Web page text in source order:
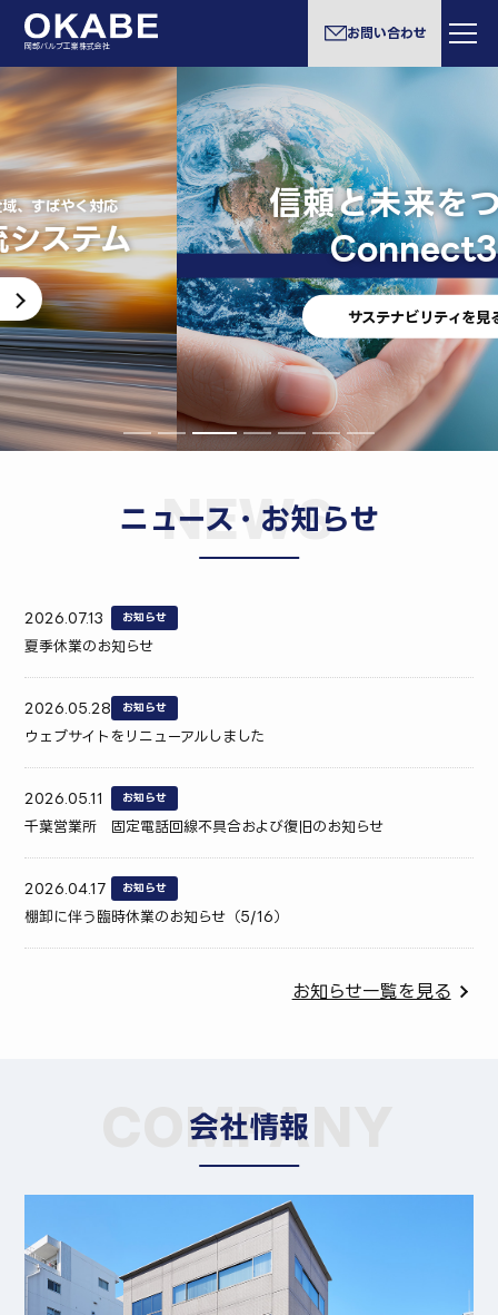
岡部バルブ工業株式会社
お問い合わせ
信頼と未来をつなぐ-
Connect30
サステナビリティを見る
NEWS
ニュース・お知らせ
2026.07.13 お知らせ
夏季休業のお知らせ
2026.05.28 お知らせ
ウェブサイトをリニューアルしました
2026.05.11 お知らせ
千葉営業所 固定電話回線不具合および復旧のお知らせ
2026.04.17 お知らせ
棚卸に伴う臨時休業のお知らせ（5/16）
お知らせ一覧を見る
COMPANY
会社情報